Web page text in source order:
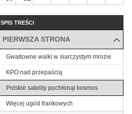
SPIS TREŚCI
PIERWSZA STRONA
Gwałtowne walki w siarczystym mrozie
KPO nad przepaścią
Polskie satelity pochłonął kosmos
Więcej ugód frankowych